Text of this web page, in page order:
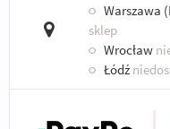
○ Warszawa
sklep
○ Wrocław
○ Łódź